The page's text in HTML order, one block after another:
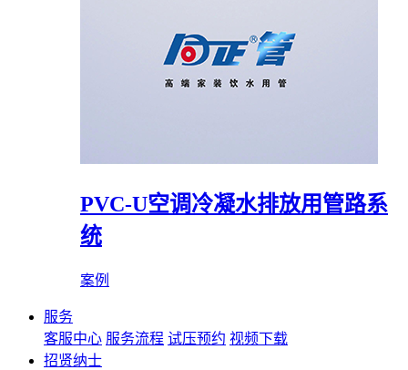
PVC-U空调冷凝水排放用管路系
统
案例
服务
客服中心 服务流程 试压预约 视频下载
招贤纳士